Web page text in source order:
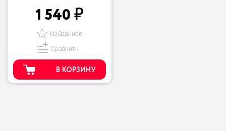
1 540
Избранное
Сравнить
В КОРЗИНУ